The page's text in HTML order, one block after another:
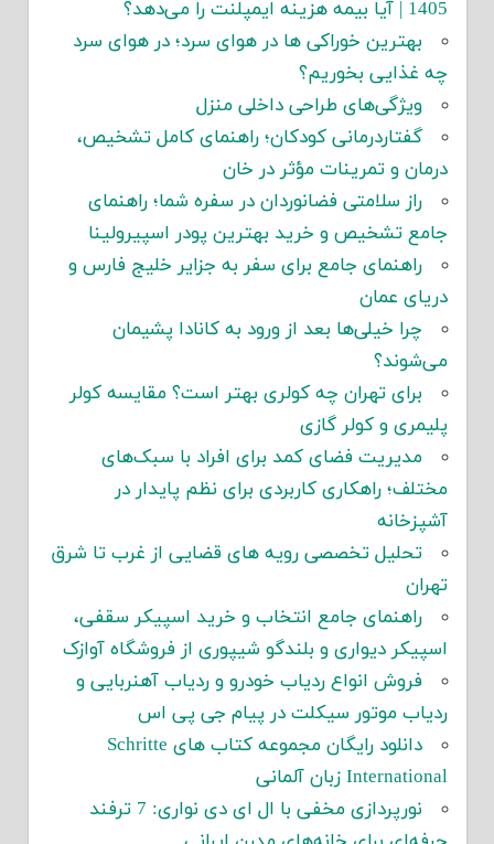
1405 | آیا بیمه هزینه ایمپلنت را می‌دهد؟
بهترین خوراکی ها در هوای سرد؛ در هوای سرد
چه غذایی بخوریم؟
ویژگی‌های طراحی داخلی منزل
گفتاردرمانی کودکان؛ راهنمای کامل تشخیص،
درمان و تمرینات مؤثر در خان
راز سلامتی فضانوردان در سفره شما؛ راهنمای
جامع تشخیص و خرید بهترین پودر اسپیرولینا
راهنمای جامع برای سفر به جزایر خلیج فارس و
دریای عمان
چرا خیلی‌ها بعد از ورود به کانادا پشیمان
می‌شوند؟
برای تهران چه کولری بهتر است؟ مقایسه کولر
پلیمری و کولر گازی
مدیریت فضای کمد برای افراد با سبک‌های
مختلف؛ راهکاری کاربردی برای نظم پایدار در
آشپزخانه
تحلیل تخصصی رویه های قضایی از غرب تا شرق
تهران
راهنمای جامع انتخاب و خرید اسپیکر سقفی،
اسپیکر دیواری و بلندگو شیپوری از فروشگاه آوازک
فروش انواع ردیاب خودرو و ردیاب آهنربایی و
ردیاب موتور سیکلت در پیام جی پی اس
دانلود رایگان مجموعه کتاب های Schritte
International زبان آلمانی
نورپردازی مخفی با ال ای دی نواری: 7 ترفند